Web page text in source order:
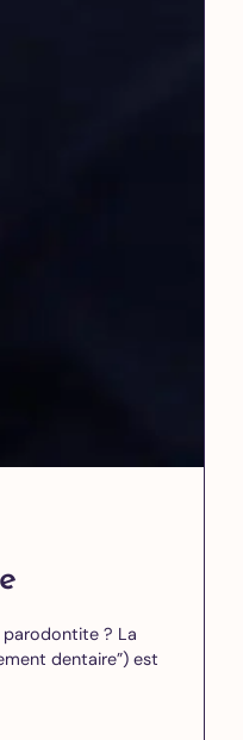
parodontite ? La
dentaire”) est